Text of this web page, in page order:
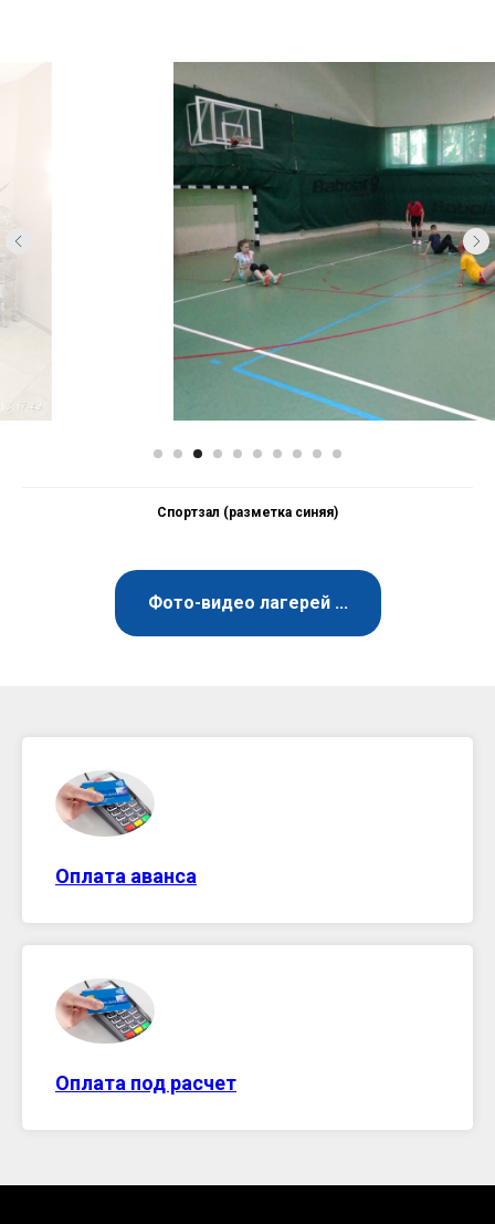
Спортзал (разметка синяя)
Фото-видео лагерей ...
Оплата аванса
Оплата под расчет